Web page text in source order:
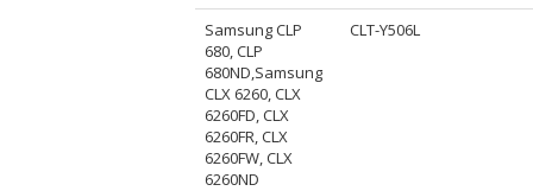
Samsung CLP
680, CLP
680ND,Samsung
CLX 6260, CLX
6260FD, CLX
6260FR, CLX
6260FW, CLX
6260ND
CLT-Y506L